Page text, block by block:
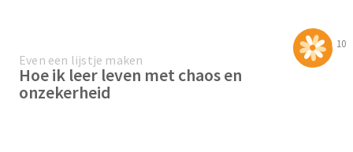
10
Even een lijstje maken
Hoe ik leer leven met chaos en
onzekerheid